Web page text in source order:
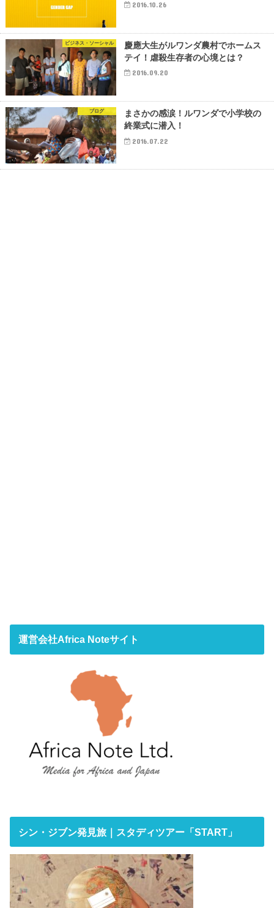
2016.10.26
ビジネス・ソーシャル
慶應大生がルワンダ農村でホームス
テイ！虐殺生存者の心境とは？
2016.09.20
ブログ
まさかの感涙！ルワンダで小学校の
終業式に潜入！
2016.07.22
運営会社Africa Noteサイト
シン・ジブン発見旅｜スタディツアー「START」